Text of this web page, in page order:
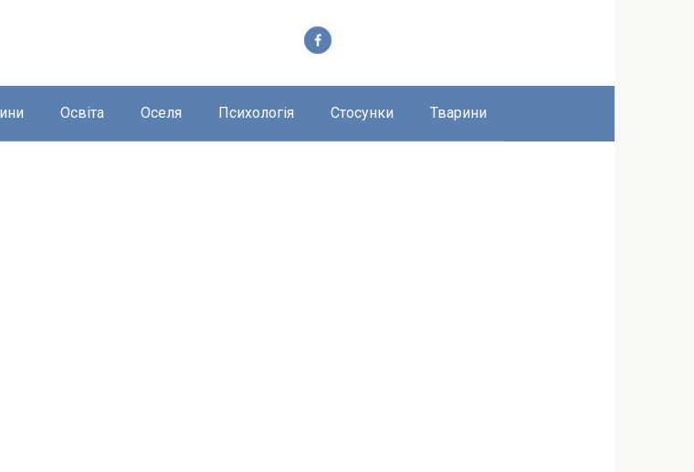
Освіта Оселя Психологія Стосунки Тварини